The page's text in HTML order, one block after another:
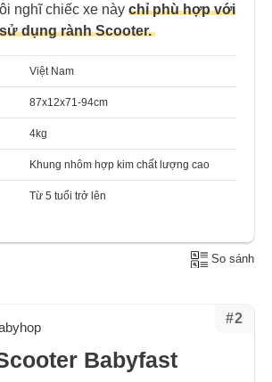
nghĩ chiếc xe này chỉ phù hợp với
dụng rành Scooter.
Việt Nam
87x12x71-94cm
4kg
Khung nhôm hợp kim chất lượng cao
Từ 5 tuổi trở lên
So sánh
#2
Babyfast